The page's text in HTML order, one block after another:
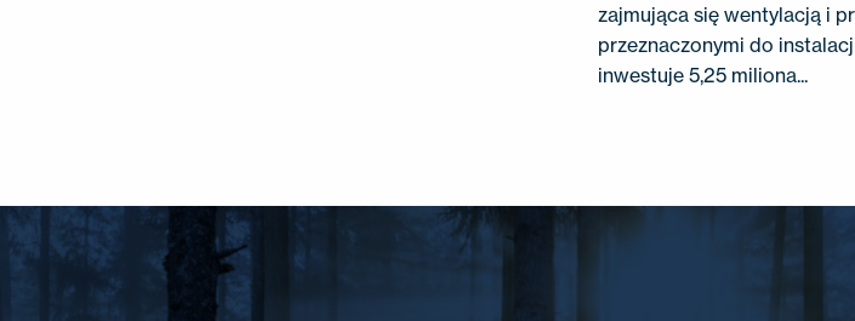
zajmująca się wentylacją i
przeznaczonymi do
inwestuje 5,25 miliona...